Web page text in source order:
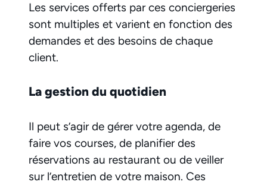
Les services offerts par ces conciergeries
sont multiples et varient en fonction des
demandes et des besoins de chaque
client.
La gestion du quotidien
Il peut s’agir de gérer votre agenda, de
faire vos courses, de planifier des
réservations au restaurant ou de veiller
sur l’entretien de votre maison. Ces